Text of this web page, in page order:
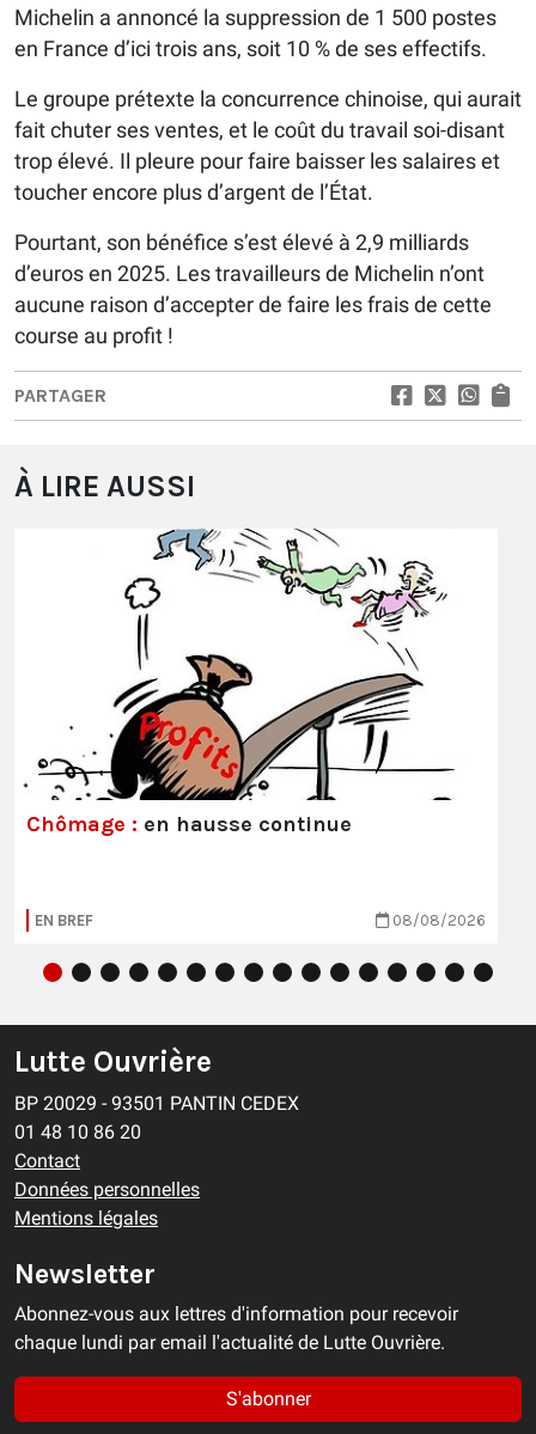
Michelin a annoncé la suppression de 1 500 postes
en France d’ici trois ans, soit 10 % de ses effectifs.
Le groupe prétexte la concurrence chinoise, qui aurait
fait chuter ses ventes, et le coût du travail soi-disant
trop élevé. Il pleure pour faire baisser les salaires et
toucher encore plus d’argent de l’État.
Pourtant, son bénéfice s’est élevé à 2,9 milliards
d’euros en 2025. Les travailleurs de Michelin n’ont
aucune raison d’accepter de faire les frais de cette
course au profit !
PARTAGER
À LIRE AUSSI
Chômage : en hausse continue
EN BREF 08/08/2026
Lutte Ouvrière
BP 20029 - 93501 PANTIN CEDEX
01 48 10 86 20
Contact
Données personnelles
Mentions légales
Newsletter
Abonnez-vous aux lettres d'information pour recevoir
chaque lundi par email l'actualité de Lutte Ouvrière.
S'abonner